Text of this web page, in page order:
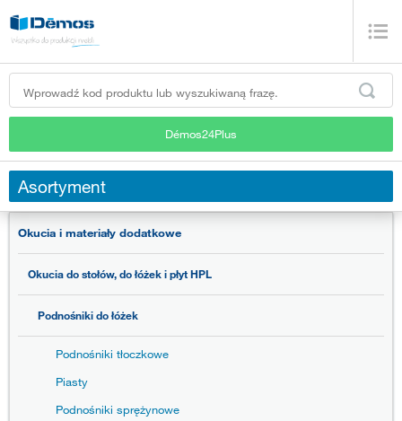
Démos24Plus
Asortyment
Okucia i materiały dodatkowe
Okucia do stołów, do łóżek i płyt HPL
Podnośniki do łóżek
Podnośniki tłoczkowe
Piasty
Podnośniki sprężynowe